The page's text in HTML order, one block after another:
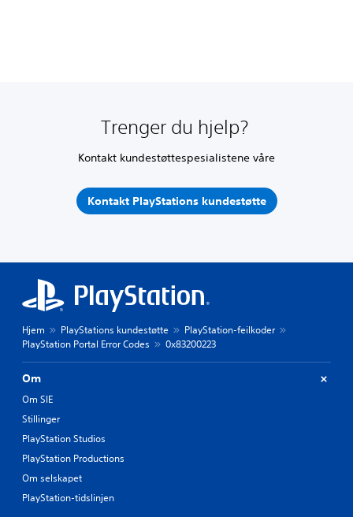
Trenger du hjelp?
Kontakt kundestøttespesialistene våre
Kontakt PlayStations kundestøtte
Hjem PlayStations kundestøtte
PlayStation-feilkoder
PlayStation Portal Error Codes
0x83200223
Om
Om SIE
Stillinger
PlayStation Studios
PlayStation Productions
Om selskapet
PlayStation-tidslinjen